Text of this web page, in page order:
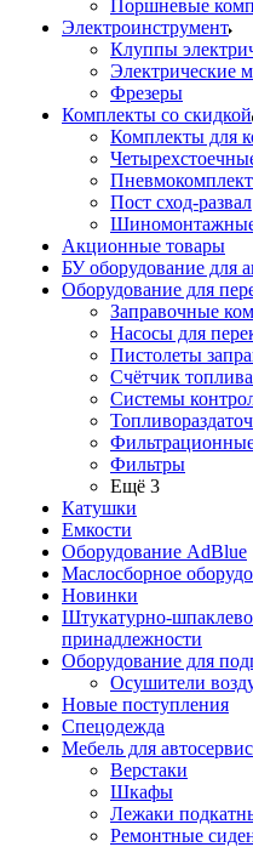
Поршневые
Электроинструмент
Клуппы
Электрические
Фрезеры
Комплекты со скидкой
Комплекты для
Пост сход-развал
Акционные товары
БУ оборудование для
Оборудование для
Заправочные
Насосы для
Пистолеты
Счётчик
Системы
Фильтры
Ещё 3
Катушки
Емкости
Оборудование AdBlue
Маслосборное
Новинки
Штукатурно-
принадлежности
Оборудование для
Осушители
Новые поступления
Спецодежда
Мебель для
Верстаки
Шкафы
Лежаки
Ремонтные